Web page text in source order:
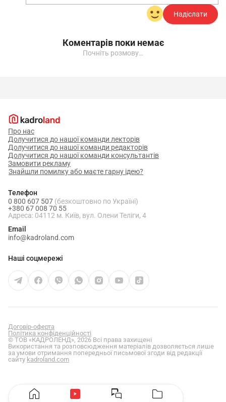
Надіслати
Коментарів поки немає
Почніть розмову…
Про нас
Долучитися до нашої команди лекторів
Долучитися до нашої команди редакторів
Долучитися до нашої команди консультантів
Замовити рекламу
Знайшли помилку або маєте гарну ідею?
Телефон
0 800 607 507 (безкоштовно по Україні)
+380 67 008 70 55
Адреса: 04112 м. Київ, вул. Олени Теліги, 4
Email
info@kadroland.com
Наші соцмережі
Договір-оферта
Політика конфіденційності
© ТОВ «КАДРОЛЕНД», 2026 Всі права захищені
Використання та розповсюдження матеріалів дозволяється лише
за умови отримання попередньої письмової згоди від редакції
сайту kadroland.com